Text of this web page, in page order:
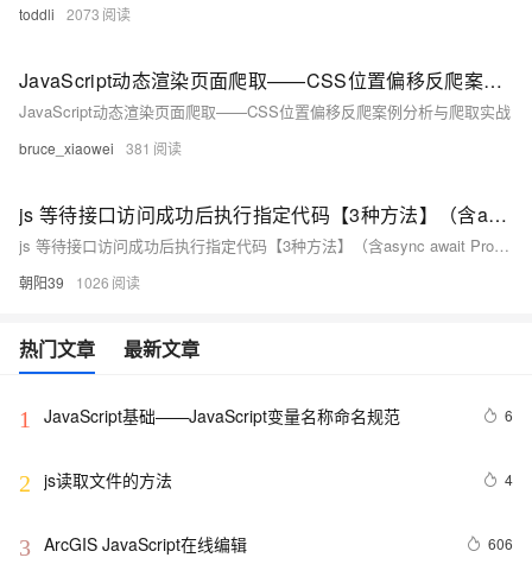
toddli 2073
JavaScript动态渲染页面爬取——CSS位置偏移反爬案例分析与爬取实战
JavaScript动态渲染页面爬取——CSS位置偏移反爬案例分析与爬取实战
bruce_xiaowei 381
js 等待接口访问成功后执行指定代码【3种方法】（含async await Promise的使用）
js 等待接口访问成功后执行指定代码【3种方法】（含async await Promise的使用）
朝阳39 1026
热门文章 最新文章
1 JavaScript基础——JavaScript变量名称命名规范 6
2 js读取文件的方法 4
3 ArcGIS JavaScript在线编辑 606